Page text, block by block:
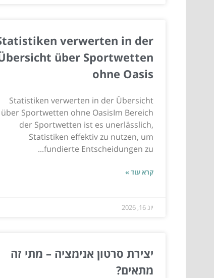
verwerten in der
über Sportwetten
ohne Oasis
Statistiken verwerten in der Übersicht
über Sportwetten ohne OasisIm Bereich
der Sportwetten ist es unerlässlich,
Statistiken effektiv zu nutzen, um
fundierte Entscheidungen zu...
קרא עוד »
יונ 16, 2026
יצירת סרטון אנימציה – מתי זה
מתאים?